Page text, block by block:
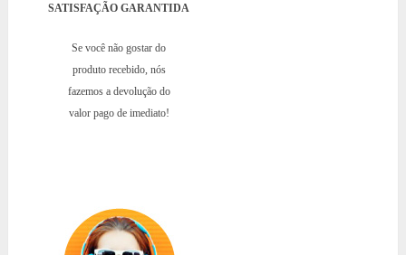
SATISFAÇÃO GARANTIDA
Se você não gostar do
produto recebido, nós
fazemos a devolução do
valor pago de imediato!